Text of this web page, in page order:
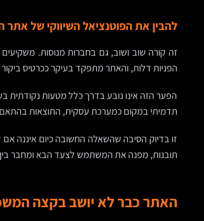
להבין את הפוטנציאל השיווקי של אתר
זה קורה שוב ושוב, גם בחברות מנוסות.
הפניות דלות, והאתר מתפקד בעיקר ככרטיס ביקור
הפער הזה אינו נובע בדרך כלל מטעות נקודתית
תדמיתי במקום כמערכת עסקית, התוצאות
זו בדיוק הסיבה שהשאלה החשובה כיום איננה
תובנות, מפנה את המשתמש לצעד הבא ומחבר בין
האתר כבר לא יושב בקצה